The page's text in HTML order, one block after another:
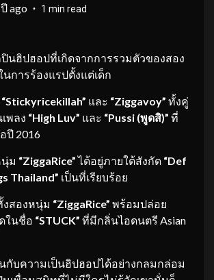
ago 1 min read
นฮิปฮอปที่เกิดจากการรวมตัวของสอง
การร้องแรปตั้งแต่เด็ก
“Stickyricekillah” และ “Ziggavoy” ทั้งคู่
พลง “High Luv” และ “Pussi (พูดสิ)” ที่
ปี 2016
ม “ZiggaRice”ได้อยู่ภายใต้สังกัด “Def
Thailand” เป็นที่เรียบร้อย
สองหนุ่ม “ZiggaRice” พร้อมปล่อย
ในชื่อ “STUCK” ที่มีกลิ่นไอดนตรี Asian
กับความเป็นฮิปฮอปได้อย่างกลมกล่อม